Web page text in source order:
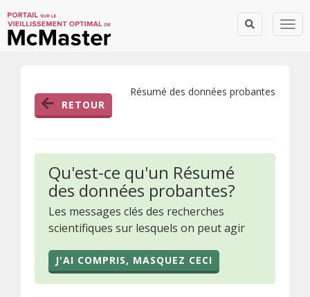
RETOUR
Résumé des données probantes
Qu'est-ce qu'un Résumé
des données probantes?
Les messages clés des recherches
scientifiques sur lesquels on peut agir
J'AI COMPRIS, MASQUEZ CECI